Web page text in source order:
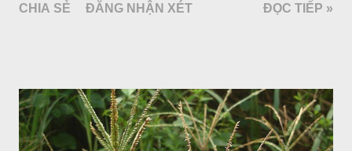
cách, hình tim, đầu lá, hơi nhọn hay nhọn hẳn. Hoa nhỏ màu
cá. Hoa nở về mùa hạ vào các tháng 5-8. (Hình dưới).
CHIA SẺ ĐĂNG NHẬN XÉT ĐỌC TIẾP »